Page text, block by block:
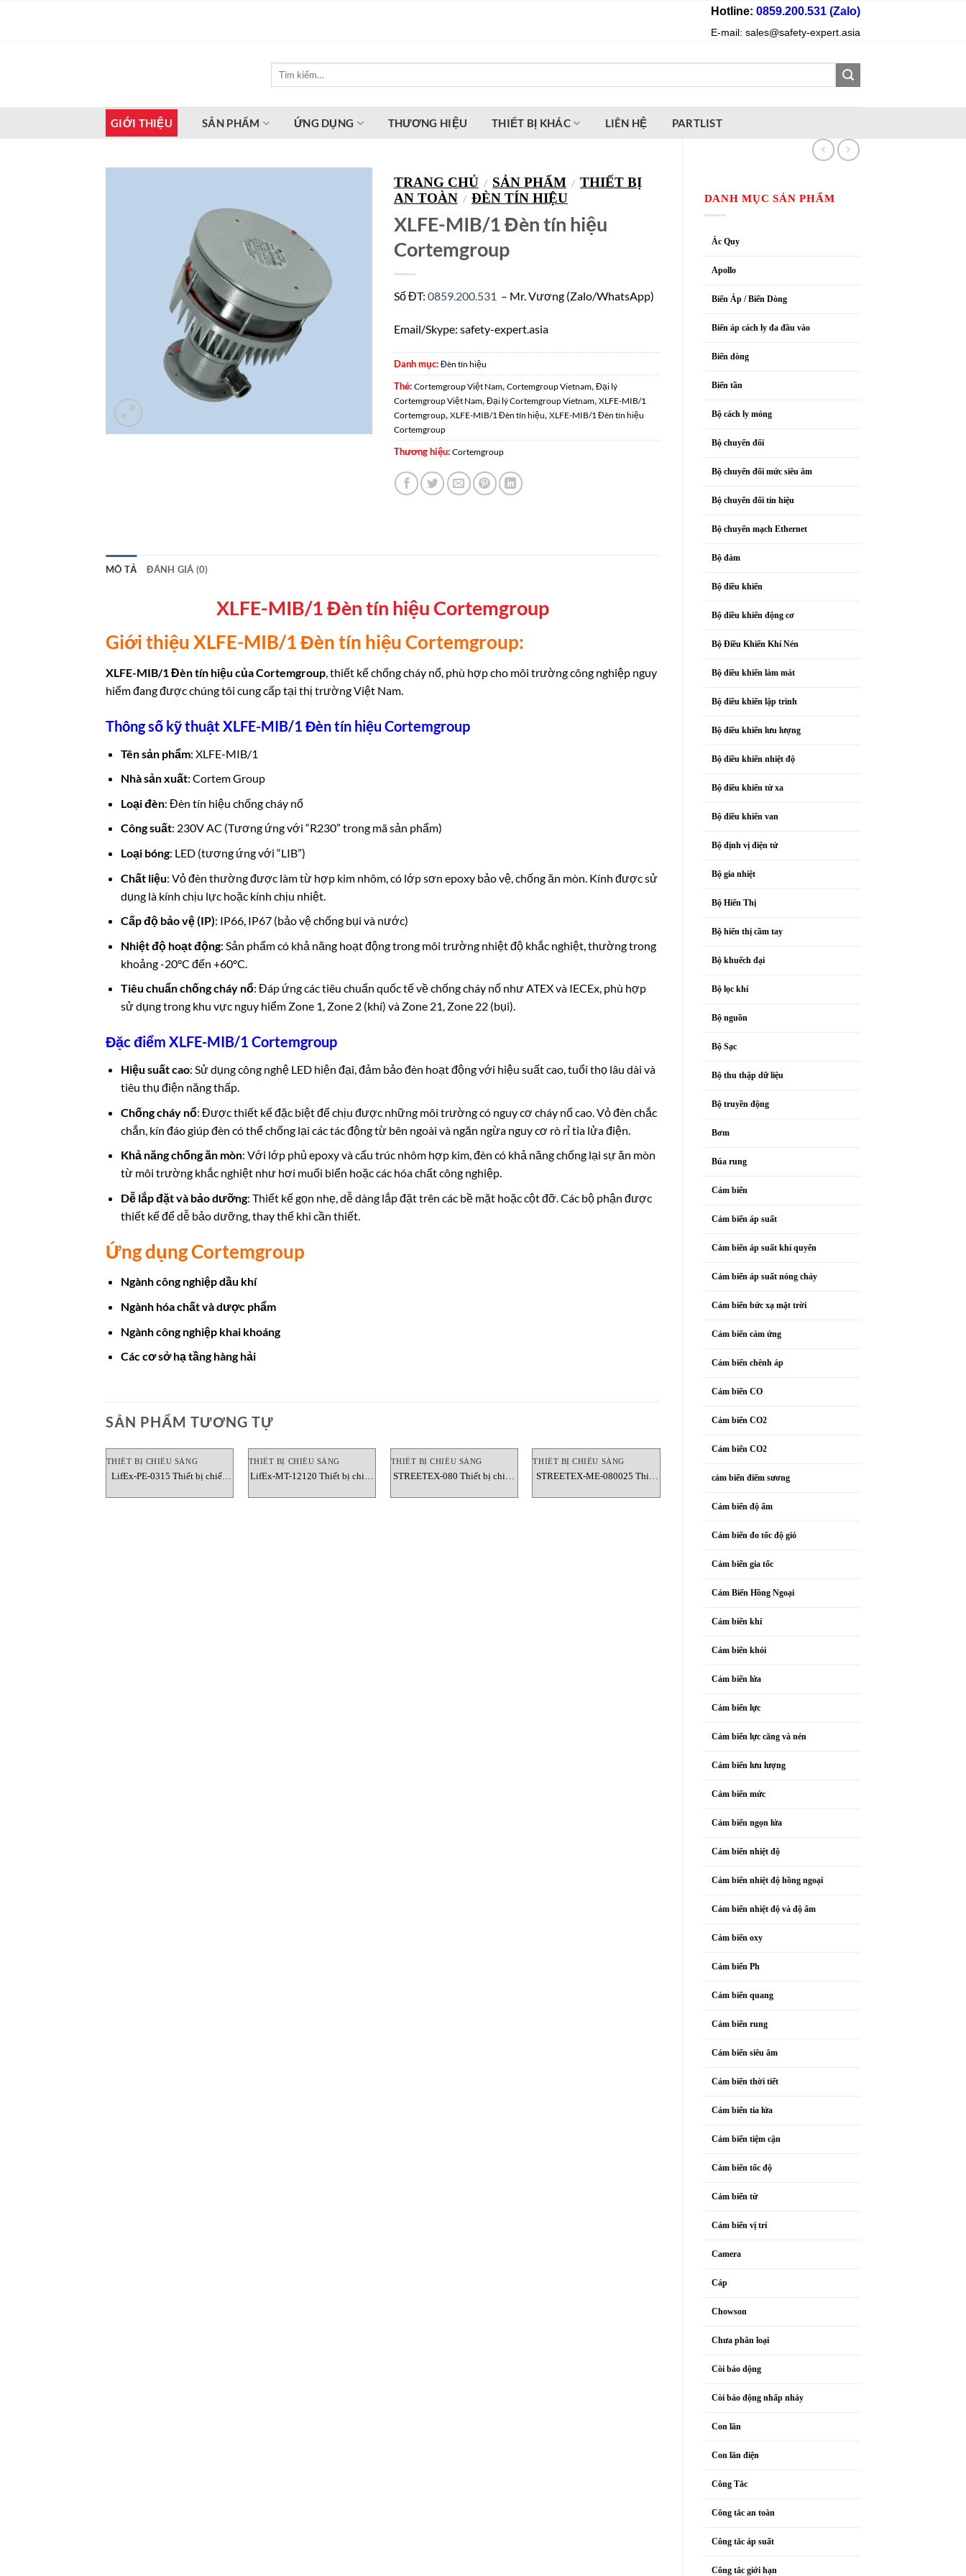
Hotline: 0859.200.531 (Zalo)
E-mail: sales@safety-expert.asia
GIỚI THIỆU SẢN PHẨM ỨNG DỤNG THƯƠNG HIỆU THIẾT BỊ KHÁC LIÊN HỆ PARTLIST
DANH MỤC SẢN PHẨM
Ác Quy
Apollo
Biến Áp / Biến Dòng
Biến áp cách ly đa đầu vào
Biến dòng
Biến tần
Bộ cách ly mỏng
Bộ chuyển đổi
Bộ chuyển đổi mức siêu âm
Bộ chuyển đổi tín hiệu
Bộ chuyển mạch Ethernet
Bộ đàm
Bộ điều khiển
Bộ điều khiển động cơ
Bộ Điều Khiển Khí Nén
Bộ điều khiển làm mát
Bộ điều khiển lập trình
Bộ điều khiển lưu lượng
Bộ điều khiển nhiệt độ
Bộ điều khiển từ xa
Bộ điều khiển van
Bộ định vị điện tử
Bộ gia nhiệt
Bộ Hiển Thị
Bộ hiển thị cầm tay
Bộ khuếch đại
Bộ lọc khí
Bộ nguồn
Bộ Sạc
Bộ thu thập dữ liệu
Bộ truyền động
Bơm
Búa rung
Cảm biến
Cảm biến áp suất
Cảm biến áp suất khí quyển
Cảm biến áp suất nóng chảy
Cảm biến bức xạ mặt trời
Cảm biến cảm ứng
Cảm biến chênh áp
Cảm biến CO
Cảm biến CO2
Cảm biến CO2
cảm biến điểm sương
Cảm biến độ ẩm
Cảm biến đo tốc độ gió
Cảm biến gia tốc
Cảm Biến Hồng Ngoại
Cảm biến khí
Cảm biến khói
Cảm biến lửa
Cảm biến lực
Cảm biến lực căng và nén
Cảm biến lưu lượng
Cảm biến mức
Cảm biến ngọn lửa
Cảm biến nhiệt độ
Cảm biến nhiệt độ hồng ngoại
Cảm biến nhiệt độ và độ ẩm
Cảm biến oxy
Cảm biến Ph
Cảm biến quang
Cảm biến rung
Cảm biến siêu âm
Cảm biến thời tiết
Cảm biến tia lửa
Cảm biến tiệm cận
Cảm biến tốc độ
Cảm biến từ
Cảm biến vị trí
Camera
Cáp
Chowson
Chưa phân loại
Còi báo dộng
Còi báo động nhấp nháy
Con lăn
Con lăn điện
Công Tắc
Công tắc an toàn
Công tắc áp suất
Công tắc giới hạn
TRANG CHỦ / SẢN PHẨM / THIẾT BỊ
AN TOÀN / ĐÈN TÍN HIỆU
XLFE-MIB/1 Đèn tín hiệu
Cortemgroup
Số ĐT: 0859.200.531 – Mr. Vương (Zalo/WhatsApp)
Email/Skype: safety-expert.asia
Danh mục: Đèn tín hiệu
Thẻ: Cortemgroup Việt Nam, Cortemgroup Vietnam, Đại lý
Cortemgroup Việt Nam, Đại lý Cortemgroup Vietnam, XLFE-MIB/1
Cortemgroup, XLFE-MIB/1 Đèn tín hiệu, XLFE-MIB/1 Đèn tín hiệu
Cortemgroup
Thương hiệu: Cortemgroup
MÔ TẢ ĐÁNH GIÁ (0)
XLFE-MIB/1 Đèn tín hiệu Cortemgroup
Giới thiệu XLFE-MIB/1 Đèn tín hiệu Cortemgroup:
XLFE-MIB/1 Đèn tín hiệu củaCortemgroup , thiết kế chống cháy nổ, phù hợp cho môi trường công nghiệp nguy
hiểm đang được chúng tôi cung cấp tại thị trường Việt Nam.
Thông số kỹ thuật XLFE-MIB/1 Đèn tín hiệu Cortemgroup
Tên sản phẩm: XLFE-MIB/1
Nhà sản xuất: Cortem Group
Loại đèn: Đèn tín hiệu chống cháy nổ
Công suất: 230V AC (Tương ứng với “R230” trong mã sản phẩm)
Loại bóng: LED (tương ứng với “LIB”)
Chất liệu: Vỏ đèn thường được làm từ hợp kim nhôm, có lớp sơn epoxy bảo vệ, chống ăn mòn. Kính được sử
dụng là kính chịu lực hoặc kính chịu nhiệt.
Cấp độ bảo vệ (IP): IP66, IP67 (bảo vệ chống bụi và nước)
Nhiệt độ hoạt động: Sản phẩm có khả năng hoạt động trong môi trường nhiệt độ khắc nghiệt, thường trong
khoảng -20°C đến +60°C.
Tiêu chuẩn chống cháy nổ: Đáp ứng các tiêu chuẩn quốc tế về chống cháy nổ như ATEX và IECEx, phù hợp
sử dụng trong khu vực nguy hiểm Zone 1, Zone 2 (khí) và Zone 21, Zone 22 (bụi).
Đặc điểm XLFE-MIB/1 Cortemgroup
Hiệu suất cao: Sử dụng công nghệ LED hiện đại, đảm bảo đèn hoạt động với hiệu suất cao, tuổi thọ lâu dài và
tiêu thụ điện năng thấp.
Chống cháy nổ: Được thiết kế đặc biệt để chịu được những môi trường có nguy cơ cháy nổ cao. Vỏ đèn chắc
chắn, kín đáo giúp đèn có thể chống lại các tác động từ bên ngoài và ngăn ngừa nguy cơ rò rỉ tia lửa điện.
Khả năng chống ăn mòn: Với lớp phủ epoxy và cấu trúc nhôm hợp kim, đèn có khả năng chống lại sự ăn mòn
từ môi trường khắc nghiệt như hơi muối biển hoặc các hóa chất công nghiệp.
Dễ lắp đặt và bảo dưỡng: Thiết kế gọn nhẹ, dễ dàng lắp đặt trên các bề mặt hoặc cột đỡ. Các bộ phận được
thiết kế để dễ bảo dưỡng, thay thế khi cần thiết.
Ứng dụng Cortemgroup
Ngành công nghiệp dầu khí
Ngành hóa chất và dược phẩm
Ngành công nghiệp khai khoáng
Các cơ sở hạ tầng hàng hải
SẢN PHẨM TƯƠNG TỰ
THIẾT BỊ CHIẾU SÁNG
LifEx-PE-0315 Thiết bị chiếu
THIẾT BỊ CHIẾU SÁNG
LifEx-MT-12120 Thiết bị chiếu
THIẾT BỊ CHIẾU SÁNG
STREETEX-080 Thiết bị chiếu
THIẾT BỊ CHIẾU SÁNG
STREETEX-ME-080025 Thiết
LifEx-PE-0615N Thiết bị chiếu